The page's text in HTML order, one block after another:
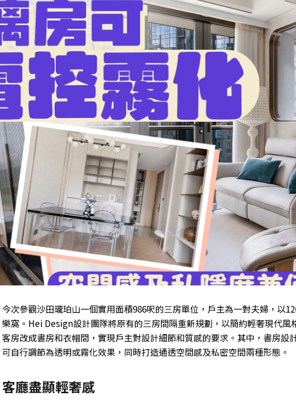
今次參觀沙田瓏珀山一個實用面積986呎的三房單位，戶主為一對夫婦，以
樂窩。Hei Design設計團隊將原有的三房間隔重新規劃，以簡約輕奢現代風
客房改成書房和衣帽間，實現戶主對設計細節和質感的要求。其中，書房設
可自行調節為透明或霧化效果，同時打造通透空間感及私密空間兩種形態。
客廳盡顯輕奢感